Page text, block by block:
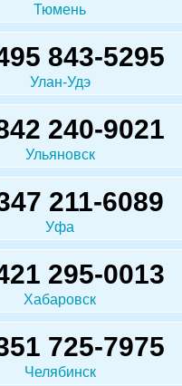
Тюмень
843-5295
Улан-Удэ
240-9021
Ульяновск
211-6089
Уфа
295-0013
Хабаровск
725-7975
Челябинск